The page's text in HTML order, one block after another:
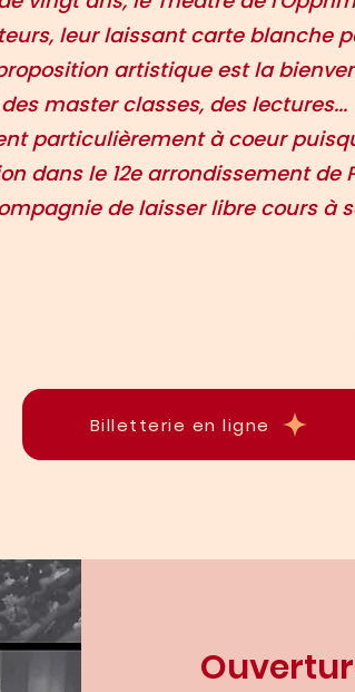
leur laissant carte blanche
artistique est la
master classes, des lectures...
particulièrement à coeur
dans le 12e arrondissement de
de laisser libre cours à
Billetterie en ligne